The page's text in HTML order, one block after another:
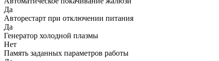
Да
Авторестарт при отключении питания
Да
Генератор холодной плазмы
Нет
Память заданных параметров работы